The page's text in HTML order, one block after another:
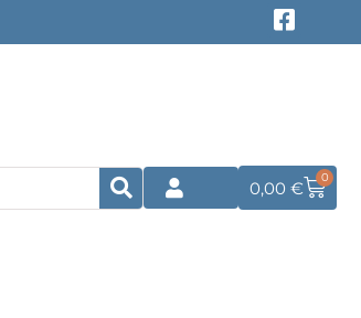
F
a
o
k
-
0,00 € 0
Cart